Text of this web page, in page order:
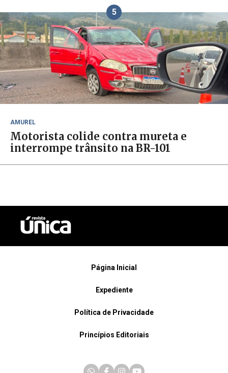
5
AMUREL
Motorista colide contra mureta e
interrompe trânsito na BR-101
Página Inicial
Expediente
Política de Privacidade
Princípios Editoriais